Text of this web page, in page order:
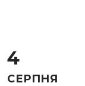
4
СЕРПНЯ